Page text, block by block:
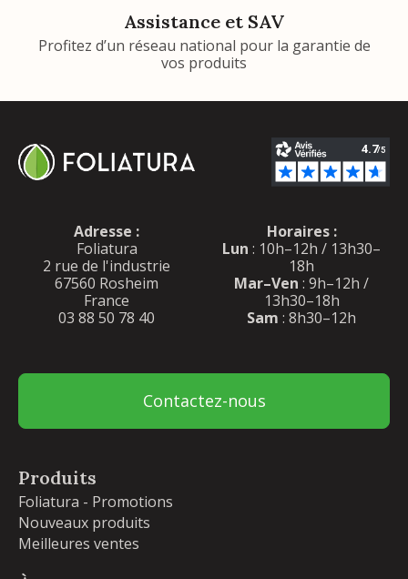
Assistance et SAV
Profitez d’un réseau national pour la garantie de
vos produits
Adresse :
Foliatura
2 rue de l'industrie
67560 Rosheim
France
03 88 50 78 40
Horaires :
Lun : 10h–12h / 13h30–
18h
Mar–Ven : 9h–12h /
13h30–18h
Sam : 8h30–12h
Contactez-nous
Produits
Foliatura - Promotions
Nouveaux produits
Meilleures ventes